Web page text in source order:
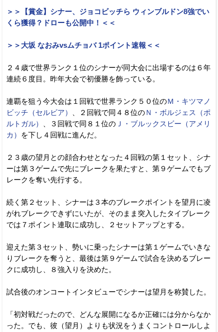
＞＞【賞金】シナー、ジョコビッチら ウィンブルドン8強でい
くら獲得？ドローも公開中！＜＜
＞＞大坂 なおみvsムチョバ 1ポイント速報＜＜
２４歳で世界ランク１位のシナーが同大会に出場するのは６年
連続６度目。昨年大会で初優勝を飾っている。
連覇を狙う今大会は１回戦で世界ランク５０位のＭ・キツマノ
ビッチ（セルビア）
、２回戦で同４８位のＮ・ボルジェス（ポ
ルトガル）
、３回戦で同８１位の Ｊ・ブルックスビー（アメリ
カ）
を下し４回戦に進んだ。
２３歳の望月との顔合わせとなった４回戦の第１セット、シナ
ーは第３ゲームで先にブレークを果たすと、第９ゲームでもブ
レークを奪い先行する。
続く第２セット、シナーは３本のブレークポイントを望月に凌
がれブレークできずにいたが、そのまま突入したタイブレーク
では７ポイント連取に成功し、２セットアップとする。
迎えた第３セット、勢いに乗ったシナーは第１ゲームでいきな
りブレークを奪うと、最後は第９ゲームで試合を決めるブレー
クに成功し、８強入りを決めた。
試合後のオンコートインタビューでシナーは望月を称賛した。
「初対戦だったので、どんな展開になるか正確には分からなか
った。でも、彼（望月）よりも状況をうまくコントロールしよ